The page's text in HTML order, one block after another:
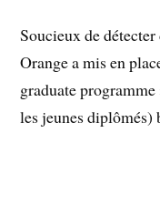
Soucieux de détecter
Orange a mis en
graduate
les jeunes diplômés)